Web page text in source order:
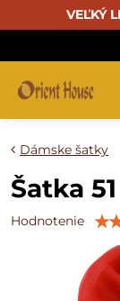
VEĽKÝ
Dámske šatky
Šatka 51
Hodnotenie